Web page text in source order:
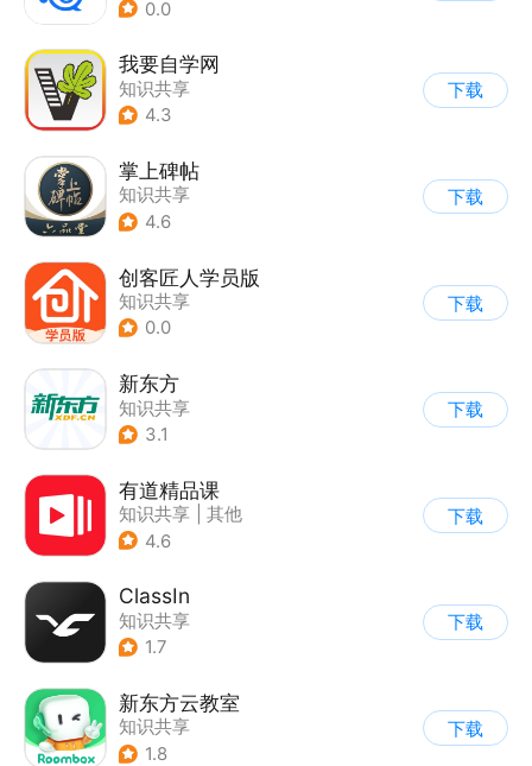
0.0
我要自学网
知识共享
4.3
下载
掌上碑帖
知识共享
4.6
下载
创客匠人学员版
知识共享
0.0
下载
新东方
知识共享
3.1
下载
有道精品课
知识共享
其他
4.6
下载
ClassIn
知识共享
1.7
下载
新东方云教室
知识共享
1.8
下载